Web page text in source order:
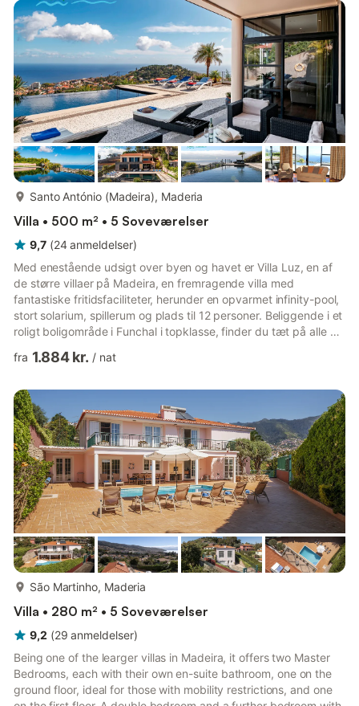
conditioned lounge/dining is vast (12,5m X 5,7m) and offers two
ample seating areas and an elegant dining table. French...
Santo António (Madeira), Maderia
Villa • 500 m² • 5 Soveværelser
9,7 (24 anmeldelser)
Med enestående udsigt over byen og havet er Villa Luz, en af
de større villaer på Madeira, en fremragende villa med
fantastiske fritidsfaciliteter, herunder en opvarmet infinity-pool,
stort solarium, spillerum og plads til 12 personer. Beliggende i et
roligt boligområde i Funchal i topklasse, finder du tæt på alle de
via motorvejen til alle områder af Madeira. I stueetagen
spiseområde med direkte havudsigt af et separat privat TV-
rum. Et fuldt udstyret køkken har et morgenbo...
fra 1.884 kr. / nat
São Martinho, Maderia
Villa • 280 m² • 5 Soveværelser
9,2 (29 anmeldelser)
Being one of the learger villas in Madeira, it offers two Master
Bedrooms, each with their own en-suite bathroom, one on the
ground floor, ideal for those with mobility restrictions, and one